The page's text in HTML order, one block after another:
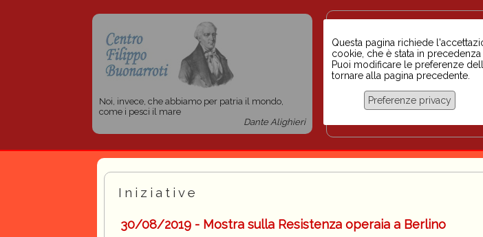
Noi, invece, che abbiamo per patria il mondo,
come i pesci il mare
Dante Alighieri
razzismo
Home Scuola
Progetti per le scuole
Coordinamento Docenti
Questa pagina richiede
cookie, che è stata in precedenza
Puoi modificare le preferenze
tornare alla pagina precedente.
Preferenze privacy
Iniziative
30/08/2019 - Mostra sulla Resistenza operaia a Berlino